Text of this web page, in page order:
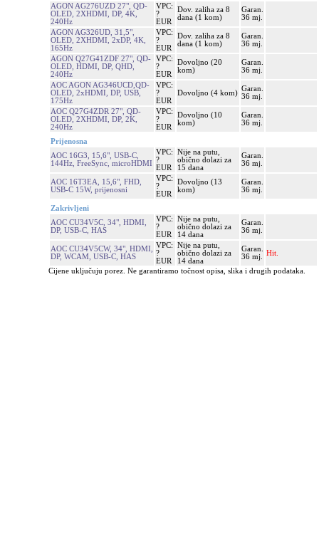
AGON AG276UZD 27", QD-
OLED, 2XHDMI, DP, 4K,
240Hz
VPC:
?
EUR
Dov. zaliha za 8
dana (1 kom)
Garan.
36 mj.
AGON AG326UD, 31,5",
OLED, 2XHDMI, 2xDP, 4K,
165Hz
VPC:
?
EUR
Dov. zaliha za 8
dana (1 kom)
Garan.
36 mj.
AGON Q27G41ZDF 27", QD-
OLED, HDMI, DP, QHD,
240Hz
VPC:
?
EUR
Dovoljno (20
kom)
Garan.
36 mj.
AOC AGON AG346UCD,QD-
OLED, 2xHDMI, DP, USB,
175Hz
VPC:
?
EUR
Dovoljno (4 kom)
Garan.
36 mj.
AOC Q27G4ZDR 27", QD-
OLED, 2XHDMI, DP, 2K,
240Hz
VPC:
?
EUR
Dovoljno (10
kom)
Garan.
36 mj.
Prijenosna
AOC 16G3, 15,6", USB-C,
144Hz, FreeSync, microHDMI
VPC:
?
EUR
Nije na putu,
obično dolazi za
15 dana
Garan.
36 mj.
AOC 16T3EA, 15,6", FHD,
USB-C 15W, prijenosni
VPC:
?
EUR
Dovoljno (13
kom)
Garan.
36 mj.
Zakrivljeni
AOC CU34V5C, 34", HDMI,
DP, USB-C, HAS
VPC:
?
EUR
Nije na putu,
obično dolazi za
14 dana
Garan.
36 mj.
AOC CU34V5CW, 34", HDMI,
DP, WCAM, USB-C, HAS
VPC:
?
EUR
Nije na putu,
obično dolazi za
14 dana
Garan.
36 mj.
Hit.
Cijene uključuju porez. Ne garantiramo točnost opisa, slika i drugih podataka.